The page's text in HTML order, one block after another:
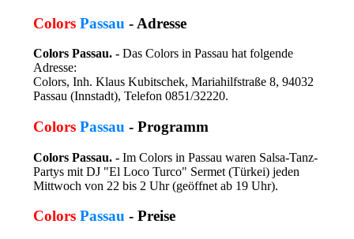
Colors Passau - Adresse
Colors Passau. -Das Colors in Passau hat folgende
Adresse:
Colors, Inh. Klaus Kubitschek, Mariahilfstraße 8, 94032
Passau (Innstadt), Telefon 0851/32220.
Colors Passau - Programm
Colors Passau. -Im Colors in Passau waren Salsa-Tanz-
Partys mit DJ "El Loco Turco" Sermet (Türkei) jeden
Mittwoch von 22 bis 2 Uhr (geöffnet ab 19 Uhr).
Colors Passau - Preise